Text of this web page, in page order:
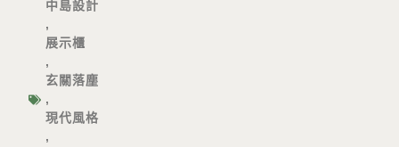
中島設計
,
展示櫃
,
玄關落塵
,
現代風格
,